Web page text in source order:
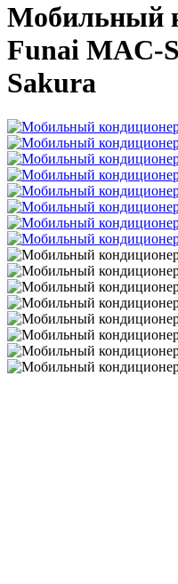
Мобильный
Funai MAC-
Sakura